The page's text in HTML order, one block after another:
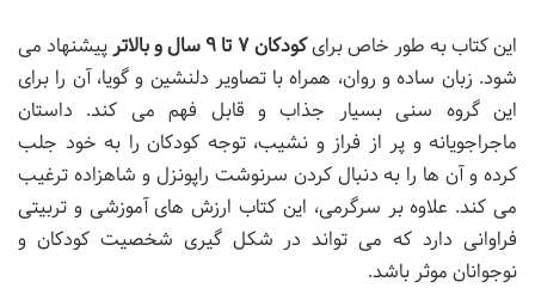
این کتاب به طور خاص برایکودکان ۷ تا ۹ سال و بالاتر
پیشنهاد می
شود. زبان ساده و روان، همراه با تصاویر دلنشین و گویا، آن را برای
این گروه سنی بسیار جذاب و قابل فهم می کند. داستان
ماجراجویانه و پر از فراز و نشیب، توجه کودکان را به خود جلب
کرده و آن ها را به دنبال کردن سرنوشت راپونزل و شاهزاده ترغیب
می کند. علاوه بر سرگرمی، این کتاب ارزش های آموزشی و تربیتی
فراوانی دارد که می تواند در شکل گیری شخصیت کودکان و
نوجوانان موثر باشد.